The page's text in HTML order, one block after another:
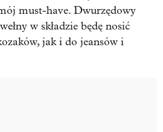
must-have. Dwurzędowy
w składzie będę nosić
jak i do jeansów i